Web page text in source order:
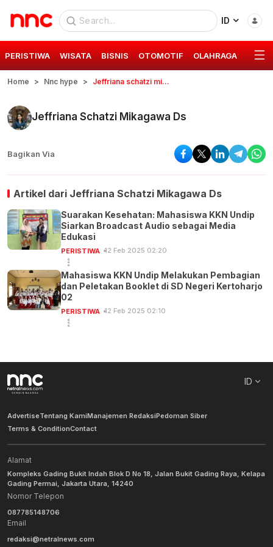
ID
PERISTIWA WISATA BISNIS OTOMOTIF OLAHRAGA GAYA
Home Nnc hype Jeffriana schatzi mikagawa ds
Jeffriana Schatzi Mikagawa Ds
Bagikan Via
Artikel dari Jeffriana Schatzi Mikagawa Ds
Suarakan Kesehatan: Mahasiswa KKN Undip
Siarkan Broadcast Audio sebagai Media
Edukasi
PERISTIWA 12 Feb 2025 02:20
Mahasiswa KKN Undip Melakukan Pembagian
dan Peletakan Booklet di SD Negeri Kertoharjo
02
PERISTIWA 12 Feb 2025 02:10
ID
AdvertiseTentang KamiManajemen RedaksiPedoman Siber
Terms & ConditionContact
Alamat
Kompleks Gading Bukit Indah Blok D No 18, Jalan Bukit Gading Raya, Kelapa
Gading Permai, Jakarta Utara, 14240
Nomor Telepon
087785148706
Email
redaksi@netralnews.com